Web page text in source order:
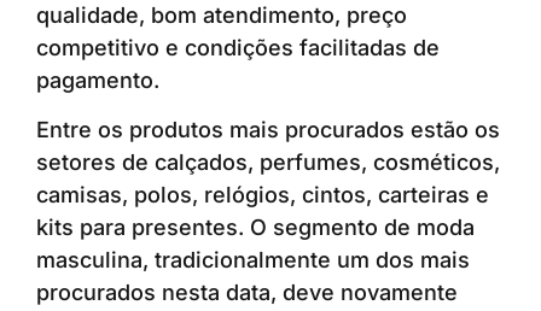
qualidade, bom atendimento, preço
competitivo e condições facilitadas de
pagamento.
Entre os produtos mais procurados estão os
setores de calçados, perfumes, cosméticos,
camisas, polos, relógios, cintos, carteiras e
kits para presentes. O segmento de moda
masculina, tradicionalmente um dos mais
procurados nesta data, deve novamente